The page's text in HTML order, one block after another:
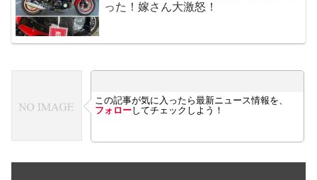
った！嫁さん大激怒！
この記事が気に入ったら最新ニュース情報を、
フォローしてチェックしよう！